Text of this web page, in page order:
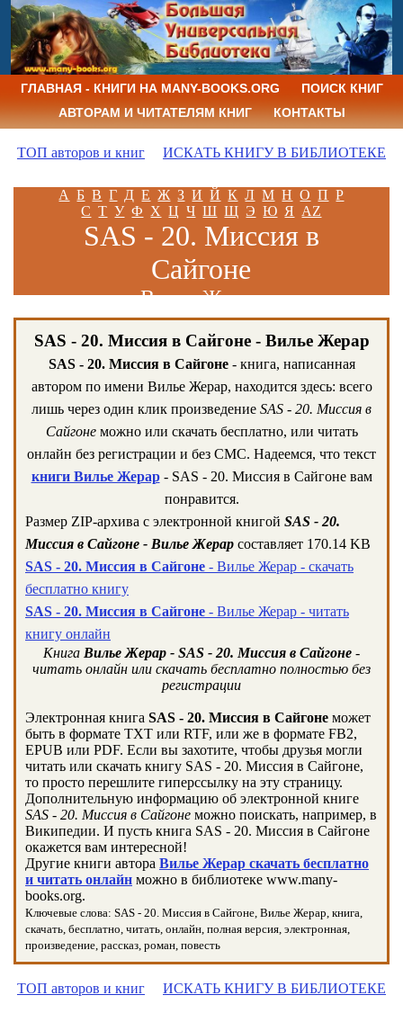
ГЛАВНАЯ - КНИГИ НА MANY-BOOKS.ORG
ПОИСК КНИГ
АВТОРАМ И ЧИТАТЕЛЯМ КНИГ
КОНТАКТЫ
ТОП авторов и книг ИСКАТЬ КНИГУ В БИБЛИОТЕКЕ
А Б В Г Д Е Ж З И Й К Л М Н О П Р
С Т У Ф Х Ц Ч Ш Щ Э Ю Я AZ
SAS - 20. Миссия в
Сайгоне
Вилье Жерар
SAS - 20. Миссия в Сайгоне - Вилье Жерар
SAS - 20. Миссия в Сайгоне- книга, написанная
автором по имени Вилье Жерар, находится здесь: всего
лишь через один клик произведение SAS - 20. Миссия в
Сайгонеможно или скачать бесплатно, или читать
онлайн без регистрации и без СМС. Надеемся, что текст
книги Вилье Жерар- SAS - 20. Миссия в Сайгоне вам
понравится.
Размер ZIP-архива c электронной книгой SAS - 20.
Миссия в Сайгоне - Вилье Жерар составляет 170.14 KB
SAS - 20. Миссия в Сайгоне - Вилье Жерар - скачать
бесплатно книгу
SAS - 20. Миссия в Сайгоне - Вилье Жерар - читать
книгу онлайн
Книга Вилье Жерар - SAS - 20. Миссия в Сайгоне -
читать онлайн или скачать бесплатно полностью без
регистрации
Электронная книга SAS - 20. Миссия в Сайгоне может
быть в формате TXT или RTF, или же в формате FB2,
EPUB или PDF. Если вы захотите, чтобы друзья могли
читать или скачать книгу SAS - 20. Миссия в Сайгоне,
то просто перешлите гиперссылку на эту страницу.
Дополнительную информацию об электронной книге
SAS - 20. Миссия в Сайгоне можно поискать, например, в
Википедии. И пусть книга SAS - 20. Миссия в Сайгоне
окажется вам интересной!
Другие книги автора Вилье Жерар скачать бесплатно
и читать онлайн можно в библиотеке www.many-
books.org.
Ключевые слова: SAS - 20. Миссия в Сайгоне, Вилье Жерар, книга,
скачать, бесплатно, читать, онлайн, полная версия, электронная,
произведение, рассказ, роман, повесть
ТОП авторов и книг ИСКАТЬ КНИГУ В БИБЛИОТЕКЕ